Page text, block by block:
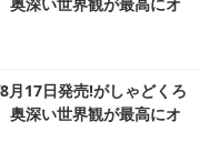
月17日発売!がしゃどくろ
奥深い世界観が最高にオ